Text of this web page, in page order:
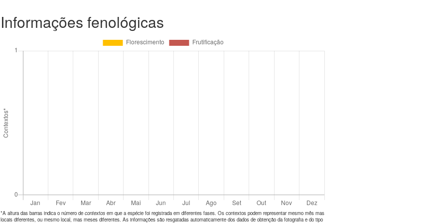
Informações fenológicas
*A altura das barras indica o número de contextos em que a espécie foi registrada em diferentes fases. Os contextos podem representar mesmo mês mas
locais diferentes, ou mesmo local, mas meses diferentes. As informações são resgatadas automaticamente dos dados de obtenção da fotografia e do tipo